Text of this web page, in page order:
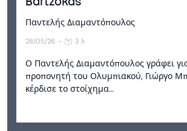
Παντελής Διαμαντόπουλος
28/05/26 - 3 λ
Ο Παντελής Διαμαντόπουλος γράφει
προπονητή του Ολυμπιακού, Γιώργο
κέρδισε το στοίχημα…